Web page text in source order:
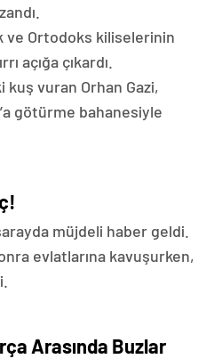
ve Ortodoks kiliselerinin
açığa çıkardı.
vuran Orhan Gazi,
götürme bahanesiyle
müjdeli haber geldi.
evlatlarına kavuşurken,
Arasında Buzlar